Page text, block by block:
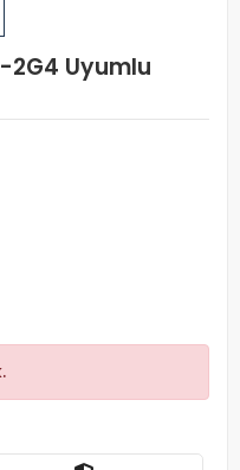
Uyumlu